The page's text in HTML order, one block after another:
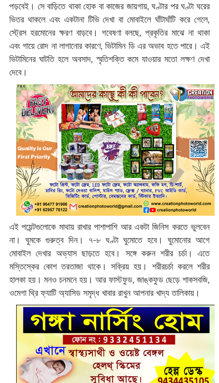
পড়বেই। সে বাড়িতে থাকা হোক বা কাজের জায়গায়, ঘণ্টার পর ঘণ্টা ঘরের
ভিতর থাকলে এবং একটানা টিভি দেখা বা মোবাইলে ঘাঁটাঘাঁটি করে গেলে,
স্ট্রেস হরমোনের ক্ষরণ বাড়বে। গবেষণা বলছে, প্রকৃতির মাঝে না থাকা
এবং গায়ে রোদ না লাগানোর কারণে, ভিটামিন ডি এর অভাব হতে পারে। এই
ভিটামিনের ঘাটতি হলে অবসাদ, স্মৃতিশক্তি কমে যাওয়ার মতো লক্ষণ দেখা
দেবে।
এই পয়েন্টগুলোকে মাথায় রাখার পাশাপাশি আর একটা জিনিস করতে ভুলবেন
না। ঘুমকে গুরুত্ব দিন। ৭-৮ ঘণ্টা ঘুমোতে হবে। ঘুমোনোর আগে
মোবাইল দেখার অভ্যাস ছাড়তে হবে। সঙ্গে করুন শরীর চর্চা। এতে
মস্তিস্কের কোশ তরতাজা থাকে। সক্রিয় হয়। শরীরচর্চা করলে শরীর
হালকা হয়। মনও চনমনে হয়। আর ফাস্টফুড, জাঙ্কফুড ছেড়ে শাকসবজি,
ওমেগা থ্রি ফ্যাটি অ্যাসিড সমৃদ্ধ খাবার রাখুন আপনার খাদ্য তালিকায়।‌‌